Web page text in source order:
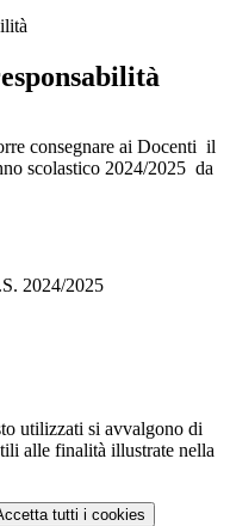
consegnare ai Docenti il
scolastico 2024/2025 da
2024/2025
utilizzati si avvalgono di
alle finalità illustrate nella
tutti i cookies